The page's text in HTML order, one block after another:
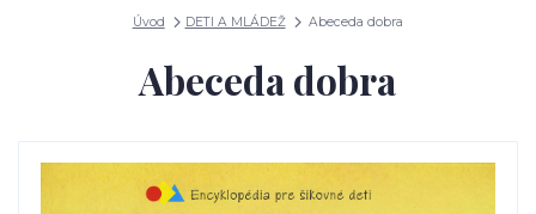
Úvod DETI A MLÁDEŽ Abeceda dobra
Abeceda dobra